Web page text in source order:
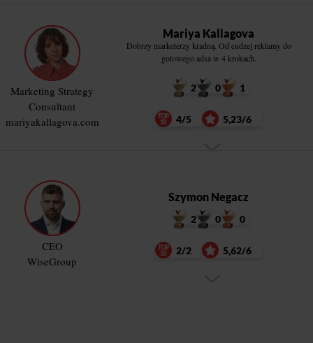
Marketing Strategy
Consultant
mariyakallagova.com
Mariya Kallagova
Dobrzy marketerzy kradną. Od cudzej reklamy do
gotowego adsa w 4 krokach.
2 0 1
4/5 5,23/6
CEO
WiseGroup
Szymon Negacz
2 0 0
2/2 5,62/6